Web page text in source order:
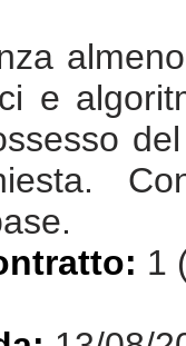
e
1